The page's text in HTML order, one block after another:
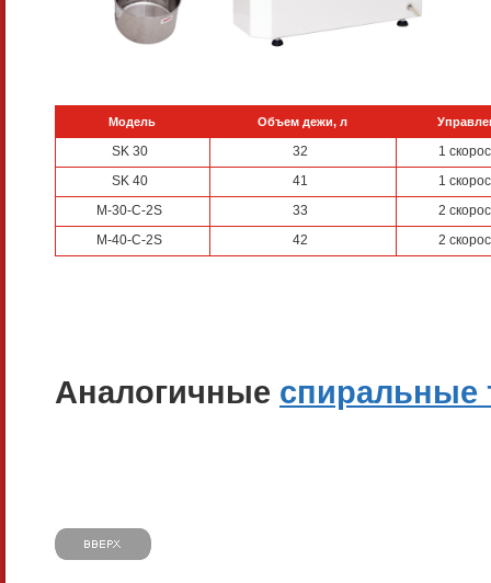
Модель Объем дежи, л
SK 30 32
1
SK 40
41
1
M-30-C-2S
33
2
M-40-C-2S
42 2
Аналогичные спиральные